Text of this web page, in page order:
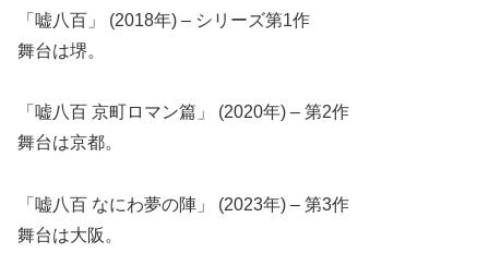
️「嘘八百」 (2018年) – シリーズ第1作
舞台は堺。
「嘘八百 京町ロマン篇」 (2020年) – 第2作
舞台は京都。
「嘘八百 なにわ夢の陣」 (2023年) – 第3作
舞台は大阪。